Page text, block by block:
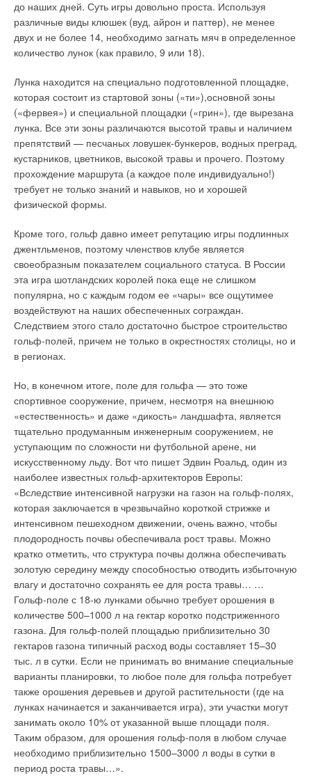
до наших дней. Суть игры довольно проста. Используя
различные виды клюшек (вуд, айрон и паттер), не менее
двух и не более 14, необходимо загнать мяч в определенное
количество лунок (как правило, 9 или 18).
Лунка находится на специально подготовленной площадке,
которая состоит из стартовой зоны («ти»),основной зоны
(«фервея») и специальной площадки («грин»), где вырезана
лунка. Все эти зоны различаются высотой травы и наличием
препятствий — песчаных ловушек-бункеров, водных преград,
кустарников, цветников, высокой травы и прочего. Поэтому
прохождение маршрута (а каждое поле индивидуально!)
требует не только знаний и навыков, но и хорошей
физической формы.
Кроме того, гольф давно имеет репутацию игры подлинных
джентльменов, поэтому членствов клубе является
своеобразным показателем социального статуса. В России
эта игра шотландских королей пока еще не слишком
популярна, но с каждым годом ее «чары» все ощутимее
воздействуют на наших обеспеченных сограждан.
Следствием этого стало достаточно быстрое строительство
гольф-полей, причем не только в окрестностях столицы, но и
в регионах.
Но, в конечном итоге, поле для гольфа — это тоже
спортивное сооружение, причем, несмотря на внешнюю
«естественность» и даже «дикость» ландшафта, является
тщательно продуманным инженерным сооружением, не
уступающим по сложности ни футбольной арене, ни
искусственному льду. Вот что пишет Эдвин Роальд, один из
наиболее известных гольф-архитекторов Европы:
«Вследствие интенсивной нагрузки на газон на гольф-полях,
которая заключается в чрезвычайно короткой стрижке и
интенсивном пешеходном движении, очень важно, чтобы
плодородность почвы обеспечивала рост травы. Можно
кратко отметить, что структура почвы должна обеспечивать
золотую середину между способностью отводить избыточную
влагу и достаточно сохранять ее для роста травы… …
Гольф-поле с 18-ю лунками обычно требует орошения в
количестве 500–1000 л на гектар коротко подстриженного
газона. Для гольф-полей площадью приблизительно 30
гектаров газона типичный расход воды составляет 15–30
тыс. л в сутки. Если не принимать во внимание специальные
варианты планировки, то любое поле для гольфа потребует
также орошения деревьев и другой растительности (где на
лунках начинается и заканчивается игра), эти участки могут
занимать около 10% от указанной выше площади поля.
Таким образом, для орошения гольф-поля в любом случае
необходимо приблизительно 1500–3000 л воды в сутки в
период роста травы…».